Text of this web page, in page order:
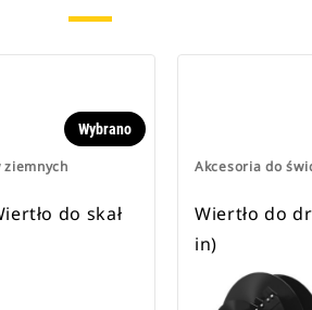
Wybrano
do skał
Akcesoria do
Wiertło do
in)